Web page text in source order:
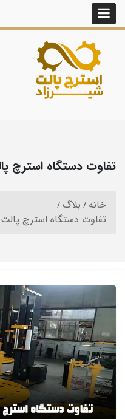
تفاوت دستگاه استرچ
خانه بلاگ
تفاوت دستگاه استرچ